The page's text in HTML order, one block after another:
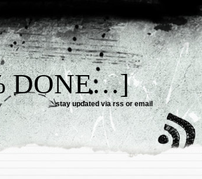
DONE…]
stay updated viarss oremail